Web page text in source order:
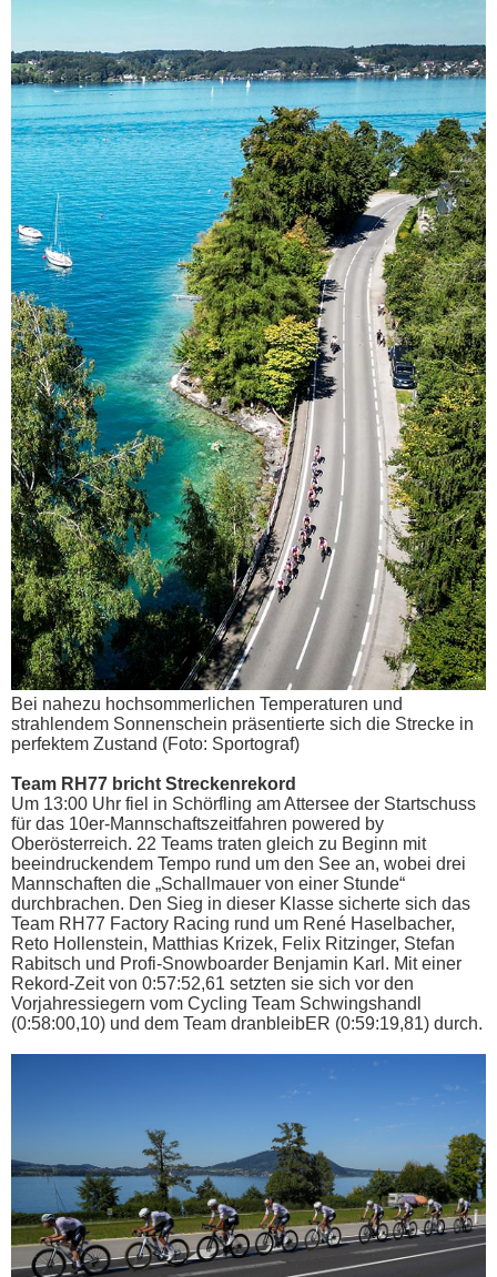
Bei nahezu hochsommerlichen Temperaturen und
strahlendem Sonnenschein präsentierte sich die Strecke in
perfektem Zustand (Foto: Sportograf)
Team RH77 bricht Streckenrekord
Um 13:00 Uhr fiel in Schörfling am Attersee der Startschuss
für das 10er-Mannschaftszeitfahren powered by
Oberösterreich. 22 Teams traten gleich zu Beginn mit
beeindruckendem Tempo rund um den See an, wobei drei
Mannschaften die „Schallmauer von einer Stunde“
durchbrachen. Den Sieg in dieser Klasse sicherte sich das
Team RH77 Factory Racing rund um René Haselbacher,
Reto Hollenstein, Matthias Krizek, Felix Ritzinger, Stefan
Rabitsch und Profi-Snowboarder Benjamin Karl. Mit einer
Rekord-Zeit von 0:57:52,61 setzten sie sich vor den
Vorjahressiegern vom Cycling Team Schwingshandl
(0:58:00,10) und dem Team dranbleibER (0:59:19,81) durch.